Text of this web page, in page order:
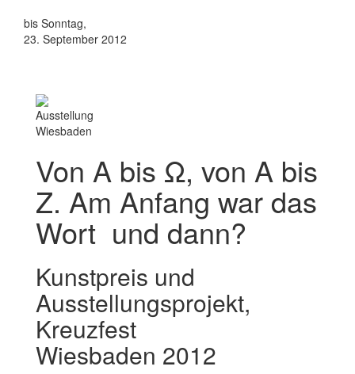
bis Sonntag,
23. September 2012
Ausstellung
Wiesbaden
Von Α bis Ω, von A bis
Z. Am Anfang war das
Wort  und dann?
Kunstpreis und
Ausstellungsprojekt,
Kreuzfest
Wiesbaden 2012